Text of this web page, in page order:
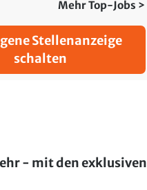
Mehr Top-Jobs >
Stellenanzeige
schalten
- mit den exklusiven